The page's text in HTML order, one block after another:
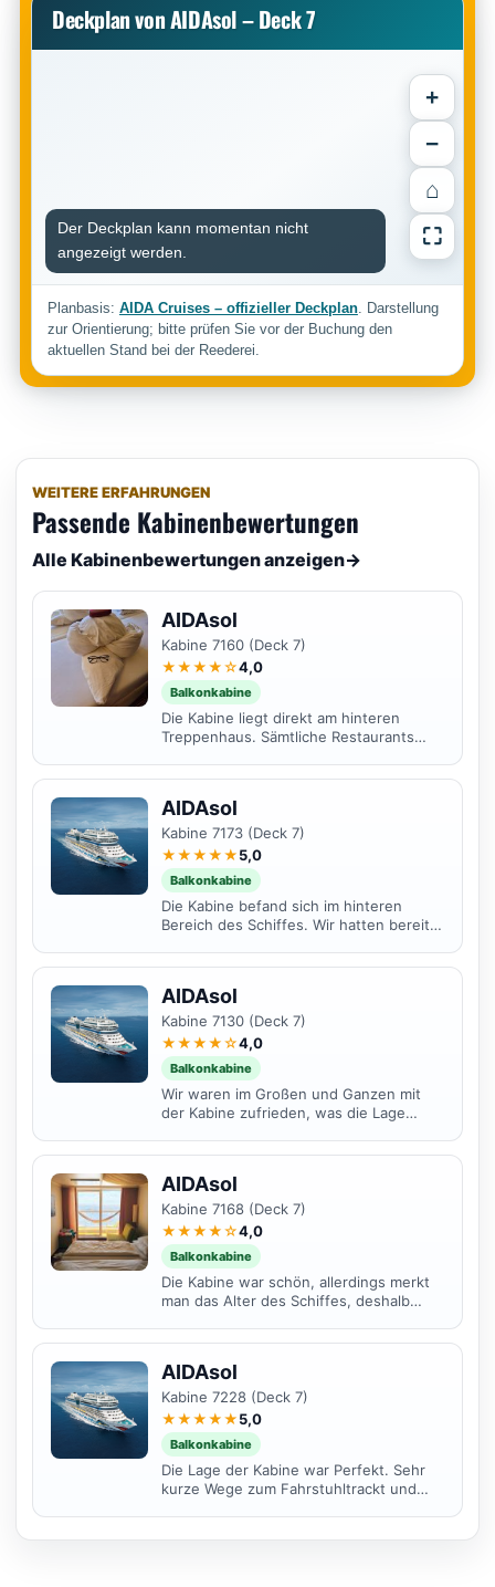
Deckplan von AIDAsol – Deck 7
+
−
⌂
⛶
Der Deckplan kann momentan nicht
angezeigt werden.
Planbasis: AIDA Cruises – offizieller Deckplan. Darstellung
zur Orientierung; bitte prüfen Sie vor der Buchung den
aktuellen Stand bei der Reederei.
WEITERE ERFAHRUNGEN
Passende Kabinenbewertungen
Alle Kabinenbewertungen anzeigen→
AIDAsol
Kabine 7160 (Deck 7)
★★★★☆4,0
Balkonkabine
Die Kabine liegt direkt am hinteren
Treppenhaus. Sämtliche Restaurants
AIDAsol
Kabine 7173 (Deck 7)
★★★★★5,0
Balkonkabine
Die Kabine befand sich im hinteren
Bereich des Schiffes. Wir hatten bereits
AIDAsol
Kabine 7130 (Deck 7)
★★★★☆4,0
Balkonkabine
Wir waren im Großen und Ganzen mit
der Kabine zufrieden, was die Lage
AIDAsol
Kabine 7168 (Deck 7)
★★★★☆4,0
Balkonkabine
Die Kabine war schön, allerdings merkt
man das Alter des Schiffes, deshalb
AIDAsol
Kabine 7228 (Deck 7)
★★★★★5,0
Balkonkabine
Die Lage der Kabine war Perfekt. Sehr
kurze Wege zum Fahrstuhltrackt und